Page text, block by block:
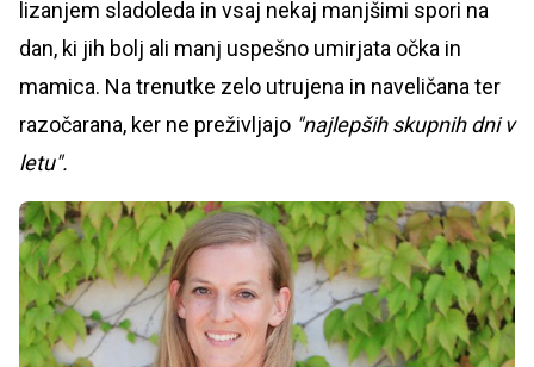
lizanjem sladoleda in vsaj nekaj manjšimi spori na
dan, ki jih bolj ali manj uspešno umirjata očka in
mamica. Na trenutke zelo utrujena in naveličana ter
razočarana, ker ne preživljajo "najlepših skupnih dni v
letu".